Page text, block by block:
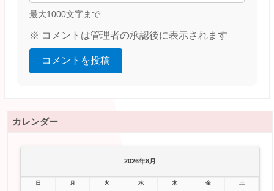
最大1000文字まで
※ コメントは管理者の承認後に表示されます
コメントを投稿
カレンダー
2026年8月
日 月 火 水 木 金 土